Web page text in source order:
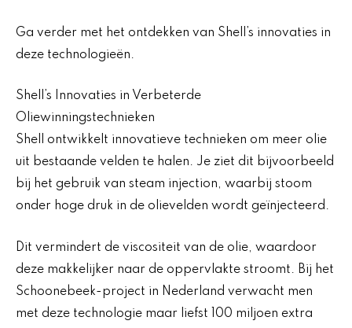
Ga verder met het ontdekken van Shell’s innovaties in
deze technologieën.
Shell’s Innovaties in Verbeterde
Oliewinningstechnieken
Shell ontwikkelt innovatieve technieken om meer olie
uit bestaande velden te halen. Je ziet dit bijvoorbeeld
bij het gebruik van steam injection, waarbij stoom
onder hoge druk in de olievelden wordt geïnjecteerd.
Dit vermindert de viscositeit van de olie, waardoor
deze makkelijker naar de oppervlakte stroomt. Bij het
Schoonebeek-project in Nederland verwacht men
met deze technologie maar liefst 100 miljoen extra